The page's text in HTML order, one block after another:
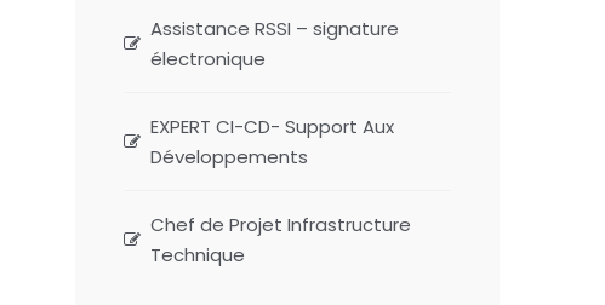
Assistance RSSI – signature
électronique
EXPERT CI-CD- Support Aux
Développements
Chef de Projet Infrastructure
Technique